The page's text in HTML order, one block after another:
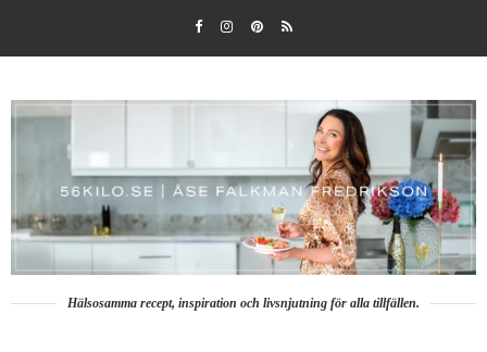
Hälsosamma recept, inspiration och livsnjutning för alla tillfällen.